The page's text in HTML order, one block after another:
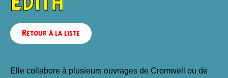
Retour à la liste
Elle collabore à plusieurs ouvrages de Cromwell ou de